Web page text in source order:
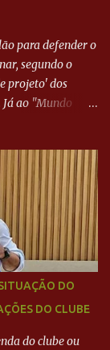
para defender o
segundo o
projeto' dos
Já ao "Mundo
DO
DO CLUBE
do clube ou